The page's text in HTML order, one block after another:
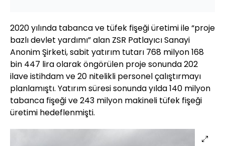
2020 yılında tabanca ve tüfek fişeği üretimi ile “proje
bazlı devlet yardımı” alan ZSR Patlayıcı Sanayi
Anonim Şirketi, sabit yatırım tutarı 768 milyon 168
bin 447 lira olarak öngörülen proje sonunda 202
ilave istihdam ve 20 nitelikli personel çalıştırmayı
planlamıştı. Yatırım süresi sonunda yılda 140 milyon
tabanca fişeği ve 243 milyon makineli tüfek fişeği
üretimi hedeflenmişti.